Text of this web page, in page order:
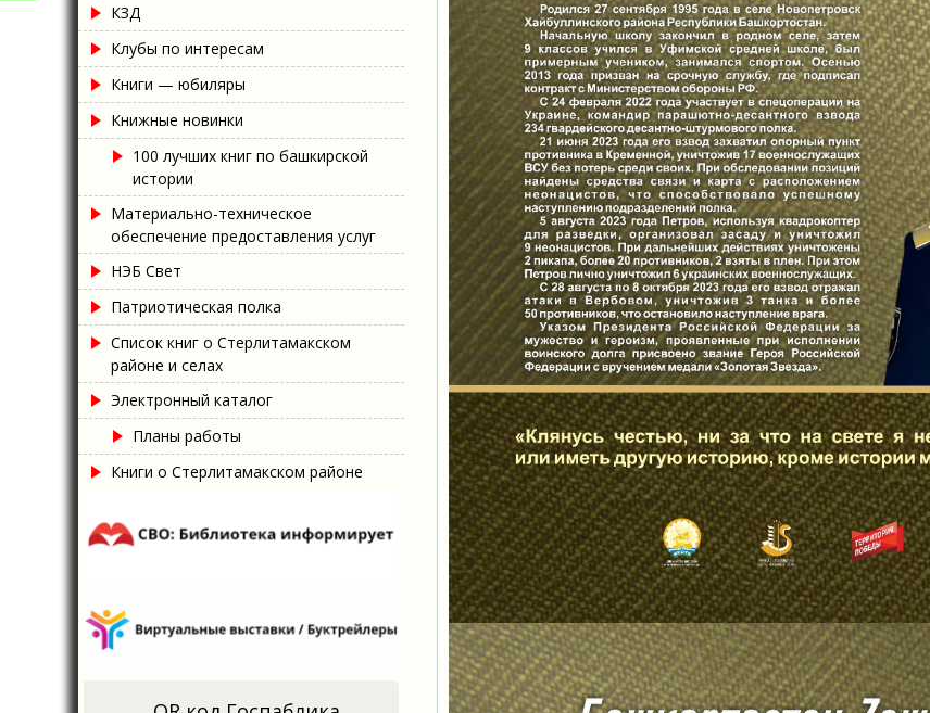
КЗД
Клубы по интересам
Книги — юбиляры
Книжные новинки
100 лучших книг по башкирской
истории
Материально-техническое
обеспечение предоставления услуг
НЭБ Свет
Патриотическая полка
Список книг о Стерлитамакском
районе и селах
Электронный каталог
Планы работы
Книги о Стерлитамакском районе